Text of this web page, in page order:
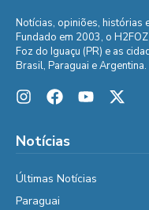
Notícias, opiniões, histórias
Fundado em 2003, o
Foz do Iguaçu (PR) e as
Brasil, Paraguai e Argentina.
Notícias
Últimas Notícias
Paraguai